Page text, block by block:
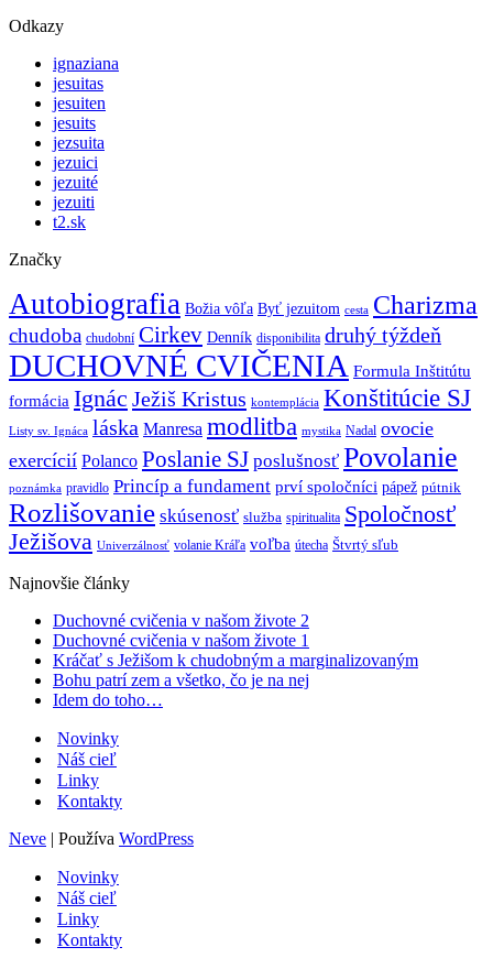
Odkazy
ignaziana
jesuitas
jesuiten
jesuits
jezsuita
jezuici
jezuité
jezuiti
t2.sk
Značky
Autobiografia Božia vôľa Byť jezuitom cesta Charizma
chudoba chudobní Cirkev Denník disponibilita druhý týždeň
DUCHOVNÉ CVIČENIA Formula Inštitútu
formácia Ignác Ježiš Kristus kontemplácia Konštitúcie SJ
Listy sv. Ignáca láska Manresa modlitba mystika Nadal ovocie
exercícií Polanco Poslanie SJ poslušnosť Povolanie
poznámka pravidlo Princíp a fundament prví spoločníci pápež pútnik
Rozlišovanie skúsenosť služba spiritualita Spoločnosť
Ježišova Univerzálnosť volanie Kráľa voľba útecha Štvrtý sľub
Najnovšie články
Duchovné cvičenia v našom živote 2
Duchovné cvičenia v našom živote 1
Kráčať s Ježišom k chudobným a marginalizovaným
Bohu patrí zem a všetko, čo je na nej
Idem do toho…
Novinky
Náš cieľ
Linky
Kontakty
Neve | Používa WordPress
Novinky
Náš cieľ
Linky
Kontakty